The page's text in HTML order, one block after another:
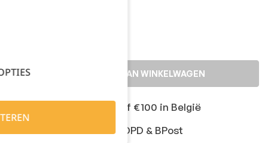
TOEVOEGEN AAN WINKELWAGEN
Gratis levering vanaf €100 in België
Snelle levering met DPD & BPost